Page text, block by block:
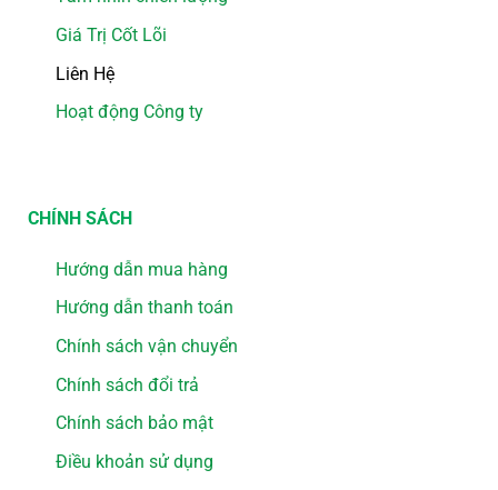
Giá Trị Cốt Lõi
Liên Hệ
Hoạt động Công ty
CHÍNH SÁCH
Hướng dẫn mua hàng
Hướng dẫn thanh toán
Chính sách vận chuyển
Chính sách đổi trả
Chính sách bảo mật
Điều khoản sử dụng